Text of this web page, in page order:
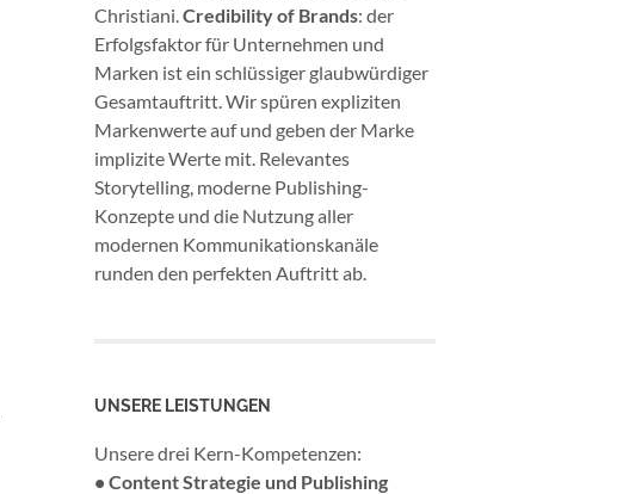
Christiani.Credibility of Brands: der
Erfolgsfaktor für Unternehmen und
Marken ist ein schlüssiger glaubwürdiger
Gesamtauftritt. Wir spüren expliziten
Markenwerte auf und geben der Marke
implizite Werte mit. Relevantes
Storytelling, moderne Publishing-
Konzepte und die Nutzung aller
modernen Kommunikationskanäle
runden den perfekten Auftritt ab.
UNSERE LEISTUNGEN
Unsere drei Kern-Kompetenzen:
• Content Strategie und Publishing